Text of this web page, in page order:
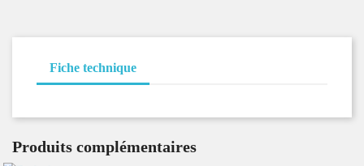
Fiche technique
Produits complémentaires